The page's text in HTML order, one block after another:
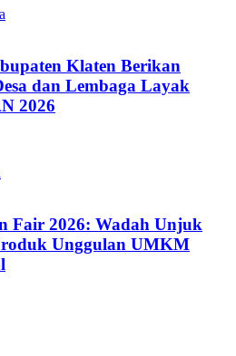
Klaten Berikan
dan Lembaga Layak
2026
Fair 2026: Wadah Unjuk
Unggulan UMKM